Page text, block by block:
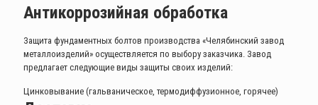
Антикоррозийная обработка
Защита фундаментных болтов производства «Челябинский завод
металлоизделий» осуществляется по выбору заказчика. Завод
предлагает следующие виды защиты своих изделий:
Цинковывание (гальваническое, термодиффузионное, горячее)